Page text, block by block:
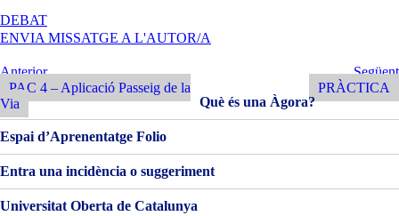
DEBATA
MEMÒRIA
PROJECTE
EXECUTIU
ENVIA MISSATGE A L'AUTOR/A
Navegació
d'entrades
Entrada
Anterior
Anterior
PAC 4 – Aplicació Passeig de la
Via
Següent
Entrada
Següent
PRÀCTICA
Què és una Àgora?
Espai d’Aprenentatge Folio
Entra una incidència o suggeriment
Universitat Oberta de Catalunya